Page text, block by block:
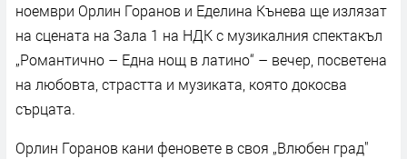
ноември Орлин Горанов и Еделина Кънева ще излязат
на сцената на Зала 1 на НДК с музикалния спектакъл
„Романтично – Една нощ в латино“ – вечер, посветена
на любовта, страстта и музиката, която докосва
сърцата.
Орлин Горанов кани феновете в своя „Влюбен град"